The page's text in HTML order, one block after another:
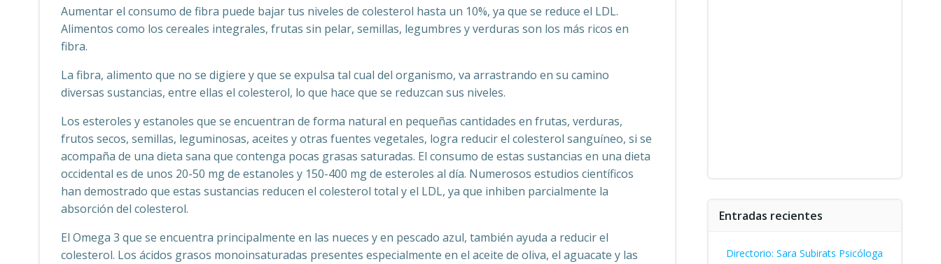
Aumentar el consumo de fibra puede bajar tus niveles de colesterol hasta un 10%, ya que se reduce el LDL.
Alimentos como los cereales integrales, frutas sin pelar, semillas, legumbres y verduras son los más ricos en
fibra.
La fibra, alimento que no se digiere y que se expulsa tal cual del organismo, va arrastrando en su camino
diversas sustancias, entre ellas el colesterol, lo que hace que se reduzcan sus niveles.
Los esteroles y estanoles que se encuentran de forma natural en pequeñas cantidades en frutas, verduras,
frutos secos, semillas, leguminosas, aceites y otras fuentes vegetales, logra reducir el colesterol sanguíneo, si se
acompaña de una dieta sana que contenga pocas grasas saturadas. El consumo de estas sustancias en una dieta
occidental es de unos 20-50 mg de estanoles y 150-400 mg de esteroles al día. Numerosos estudios científicos
han demostrado que estas sustancias reducen el colesterol total y el LDL, ya que inhiben parcialmente la
absorción del colesterol.
El Omega 3 que se encuentra principalmente en las nueces y en pescado azul, también ayuda a reducir el
colesterol. Los ácidos grasos monoinsaturadas presentes especialmente en el aceite de oliva, el aguacate y las
Entradas recientes
Directorio: Sara Subirats Psicóloga